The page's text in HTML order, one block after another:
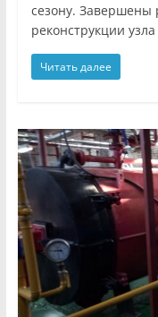
сезону.
реконструкции узла
Читать далее